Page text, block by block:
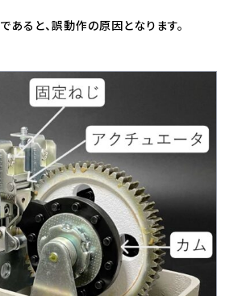
ると、誤動作の原因となります。